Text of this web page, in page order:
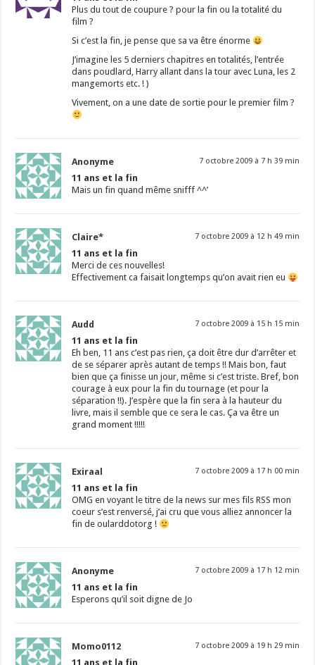
Plus du tout de coupure ? pour la fin ou la totalité du
film ?
Si c’est la fin, je pense que sa va être énorme
J’imagine les 5 derniers chapitres en totalités, l’entrée
dans poudlard, Harry allant dans la tour avec Luna, les 2
mangemorts etc. ! )
Vivement, on a une date de sortie pour le premier film ?
Anonyme 7 octobre 2009 à 7 h 39 min
11 ans et la fin
Mais un fin quand même snifff ^^’
Claire* 7 octobre 2009 à 12 h 49 min
11 ans et la fin
Merci de ces nouvelles!
Effectivement ca faisait longtemps qu’on avait rien eu
Audd 7 octobre 2009 à 15 h 15 min
11 ans et la fin
Eh ben, 11 ans c’est pas rien, ça doit être dur d’arrêter et
de se séparer après autant de temps !! Mais bon, faut
bien que ça finisse un jour, même si c’est triste. Bref, bon
courage à eux pour la fin du tournage (et pour la
séparation !!). J’espère que la fin sera à la hauteur du
livre, mais il semble que ce sera le cas. Ça va être un
grand moment !!!!!
Exiraal 7 octobre 2009 à 17 h 00 min
11 ans et la fin
OMG en voyant le titre de la news sur mes fils RSS mon
coeur s’est renversé, j’ai cru que vous alliez annoncer la
fin de oularddotorg !
Anonyme 7 octobre 2009 à 17 h 12 min
11 ans et la fin
Esperons qu’il soit digne de Jo
Momo0112 7 octobre 2009 à 19 h 29 min
11 ans et la fin